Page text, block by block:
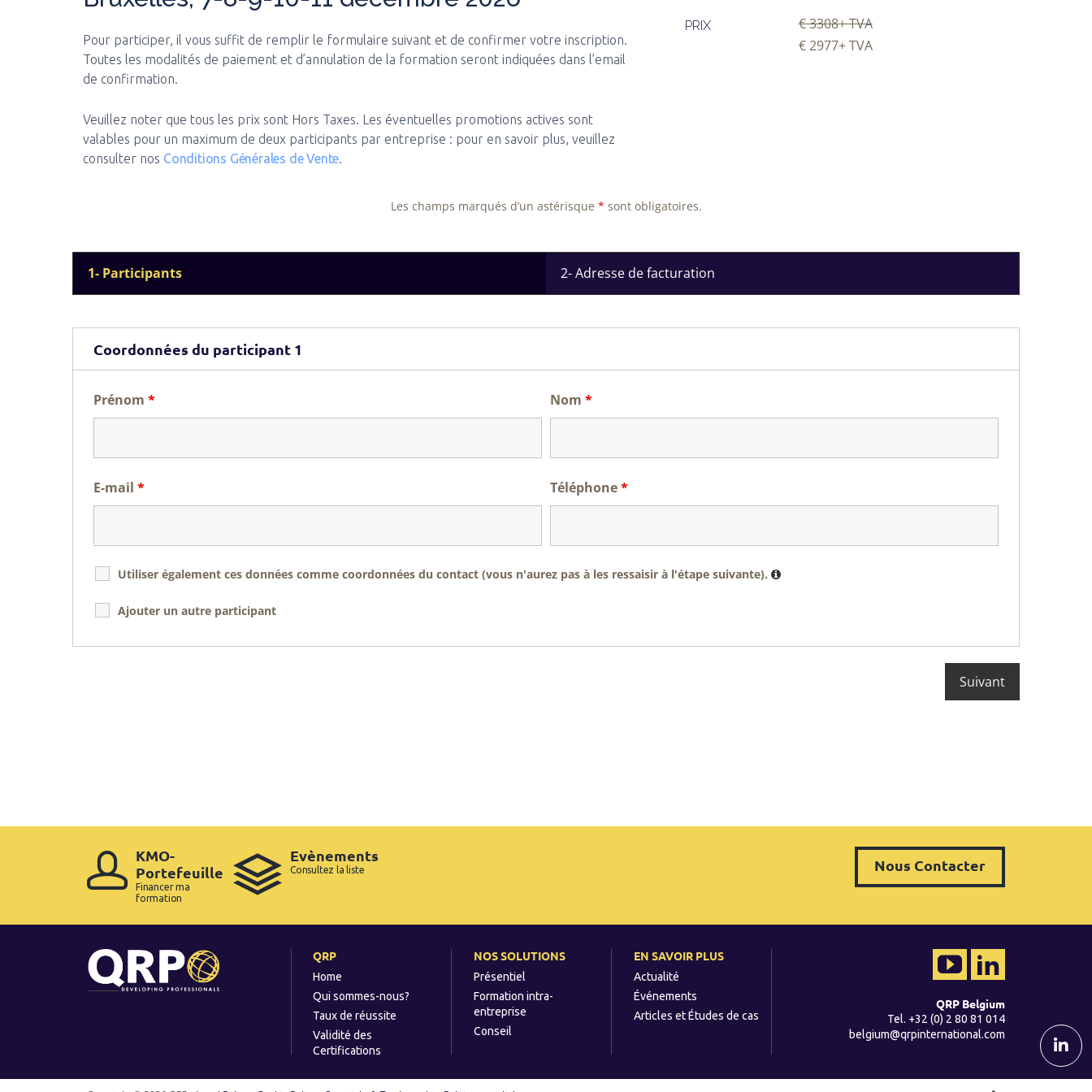
Pour participer, il vous suffit de remplir le formulaire suivant et de confirmer votre inscription.
Toutes les modalités de paiement et d’annulation de la formation seront indiquées dans l’email
de confirmation.
Veuillez noter que tous les prix sont Hors Taxes. Les éventuelles promotions actives sont
valables pour un maximum de deux participants par entreprise : pour en savoir plus, veuillez
consulter nos Conditions Générales de Vente.
PRIX € 3308+ TVA
€ 2977+ TVA
Les champs marqués d’un astérisque * sont obligatoires.
1- Participants 2- Adresse de facturation
Coordonnées du participant 1
Prénom * Nom *
E-mail * Téléphone*
Utiliser également ces données comme coordonnées du contact (vous n'aurez pas à les ressaisir à l'étape suivante).
Ajouter un autre participant
KMO-
Portefeuille
Financer ma
formation
Evènements
Consultez la liste Nous Contacter
QRP
Home
Qui sommes-nous?
Taux de réussite
Validité des
Certifications
NOS SOLUTIONS
Présentiel
Formation intra-
entreprise
Conseil
EN SAVOIR PLUS
Actualité
Événements
Articles et Études de cas
QRP Belgium
Tel. +32 (0) 2 80 81 014
belgium@qrpinternational.com